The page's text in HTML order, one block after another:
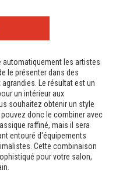
automatiquement les artistes
le présenter dans des
Le résultat est un
un intérieur aux
souhaitez obtenir un style
donc le combiner avec
raffiné, mais il sera
entouré d'équipements
Cette combinaison
pour votre salon,